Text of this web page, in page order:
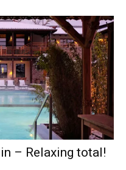
– Relaxing total!